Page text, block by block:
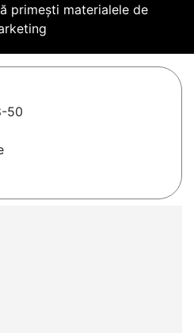
primești materialele de
50